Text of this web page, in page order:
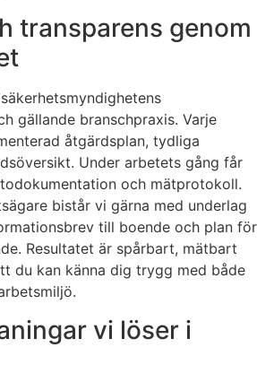
transparens genom
gällande branschpraxis. Varje
åtgärdsplan, tydliga
Under arbetets gång får
och mätprotokoll.
bistår vi gärna med underlag
till boende och plan för
Resultatet är spårbart, mätbart
du kan känna dig trygg med både
vi löser i